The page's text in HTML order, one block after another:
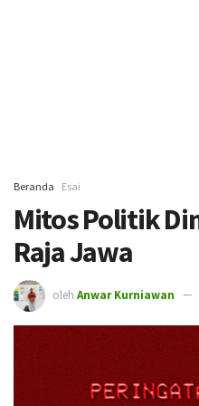
Beranda Esai
Mitos Politik
Raja Jawa
oleh Anwar Kurniawan